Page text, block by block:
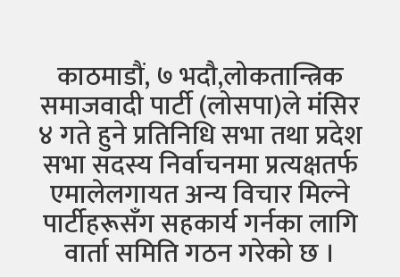
काठमाडौं, ७ भदौ,लोकतान्त्रिक
समाजवादी पार्टी (लोसपा)ले मंसिर
४ गते हुने प्रतिनिधि सभा तथा प्रदेश
सभा सदस्य निर्वाचनमा प्रत्यक्षतर्फ
एमालेलगायत अन्य विचार मिल्ने
पार्टीहरूसँग सहकार्य गर्नका लागि
वार्ता समिति गठन गरेको छ ।